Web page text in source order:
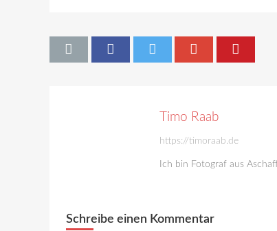
Timo Raab
https://timoraab.de
Ich bin Fotograf aus
Schreibe einen Kommentar